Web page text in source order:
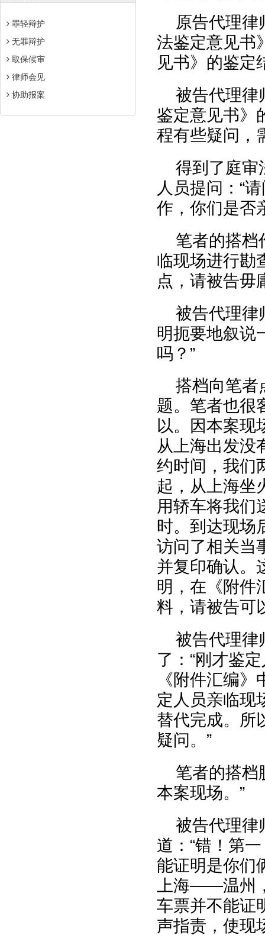
罪轻辩护
无罪辩护
取保候审
律师会见
协助报案
原告代理律
法鉴定意见书
见书》的鉴定
被告代理律
鉴定意见书》
程有些疑问，
得到了庭审
人员提问：“
作，你们是否
笔者的搭档
临现场进行勘
点，请被告毋
被告代理律
明扼要地叙说
吗？”
搭档向笔者
题。笔者也很
以。因本案现
从上海出发没
约时间，我们
起，从上海坐
用轿车将我们
时。到达现场
访问了相关当
并复印确认。
明，在《附件
料，请被告可
被告代理律
了：“刚才鉴
《附件汇编
定人员亲临现
替代完成。所
疑问。”
笔者的搭档
本案现场。”
被告代理律
道：“错！第
能证明是你们
上海——温州
车票并不能证
声指责，使现